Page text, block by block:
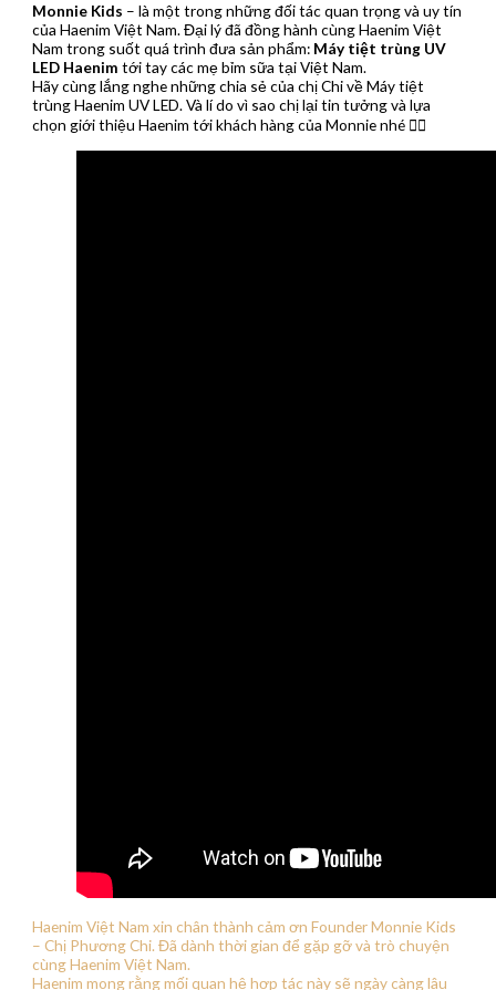
Monnie Kids – là một trong những đối tác quan trọng và uy tín
của Haenim Việt Nam. Đại lý đã đồng hành cùng Haenim Việt
Nam trong suốt quá trình đưa sản phẩm: Máy tiệt trùng UV
LED Haenim tới tay các mẹ bỉm sữa tại Việt Nam.
Hãy cùng lắng nghe những chia sẻ của chị Chi về Máy tiệt
trùng Haenim UV LED. Và lí do vì sao chị lại tin tưởng và lựa
chọn giới thiệu Haenim tới khách hàng của Monnie nhé 👇🏻
Haenim Việt Nam xin chân thành cảm ơn Founder Monnie Kids
– Chị Phương Chi. Đã dành thời gian để gặp gỡ và trò chuyện
cùng Haenim Việt Nam.
Haenim mong rằng mối quan hệ hợp tác này sẽ ngày càng lâu